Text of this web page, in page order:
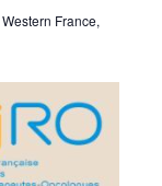
Western France,